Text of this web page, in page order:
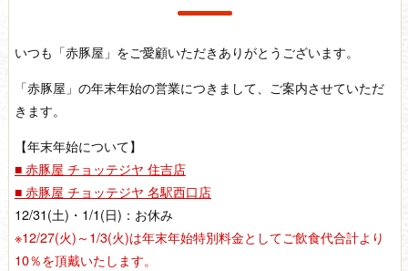
いつも「赤豚屋」をご愛顧いただきありがとうございます。
「赤豚屋」の年末年始の営業につきまして、ご案内させていただ
きます。
【年末年始について】
■ 赤豚屋 チョッテジヤ 住吉店
■ 赤豚屋 チョッテジヤ 名駅西口店
12/31(土)・1/1(日)：お休み
※12/27(火)～1/3(火)は年末年始特別料金としてご飲食代合計より
10％を頂戴いたします。